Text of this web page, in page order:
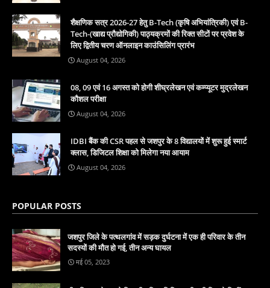
शैक्षणिक सत्र 2026-27 हेतु B-Tech (कृषि अभियांत्रिकी) एवं B-
Tech-(खाद्य प्रौद्योगिकी) पाठ्यक्रमों की रिक्त सीटों पर प्रवेश के
लिए द्वितीय चरण ऑनलाइन काउंसिलिंग प्रारंभ
August 04, 2026
08, 09 एवं 16 अगस्त को होगी शीघ्रलेखन एवं कम्प्यूटर मुद्रलेखन
कौशल परीक्षा
August 04, 2026
IDBI बैंक की CSR पहल से जशपुर के 8 विद्यालयों में शुरू हुई स्मार्ट
क्लास, डिजिटल शिक्षा को मिलेगा नया आयाम
August 04, 2026
POPULAR POSTS
जशपुर जिले के पत्थलगांव में सड़क दुर्घटना में एक ही परिवार के तीन
सदस्यों की मौत हो गई, तीन अन्य घायल
मई 05, 2023